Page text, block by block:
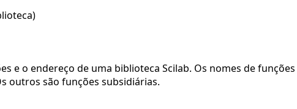
e o endereço de uma biblioteca Scilab. Os nomes de
outros são funções subsidiárias.